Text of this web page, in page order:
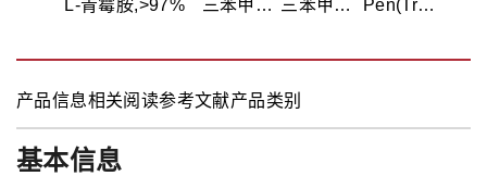
L-青霉胺,>97%
三苯甲基-
三苯甲基-
Pen(Trt)-
产品信息相关阅读参考文献产品类别
基本信息